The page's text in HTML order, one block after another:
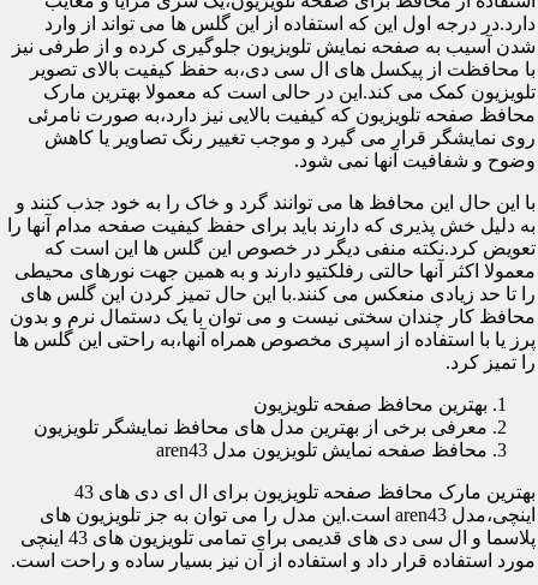
دارد.در درجه اول این که استفاده از این گلس ها می تواند از وارد
شدن آسیب به صفحه نمایش تلویزیون جلوگیری کرده و از طرفی نیز
با محافظت از پیکسل های ال سی دی،به حفظ کیفیت بالای تصویر
تلویزیون کمک می کند.این در حالی است که معمولا بهترین مارک
محافظ صفحه تلویزیون که کیفیت بالایی نیز دارد،به صورت نامرئی
روی نمایشگر قرار می گیرد و موجب تغییر رنگ تصاویر یا کاهش
وضوح و شفافیت آنها نمی شود.
با این حال این محافظ ها می توانند گرد و خاک را به خود جذب کنند و
به دلیل خش پذیری که دارند باید برای حفظ کیفیت صفحه مدام آنها را
تعویض کرد.نکته منفی دیگر در خصوص این گلس ها این است که
معمولا اکثر آنها حالتی رفلکتیو دارند و به همین جهت نورهای محیطی
را تا حد زیادی منعکس می کنند.با این حال تمیز کردن این گلس های
محافظ کار چندان سختی نیست و می توان با یک دستمال نرم و بدون
پرز یا با استفاده از اسپری مخصوص همراه آنها،به راحتی این گلس ها
را تمیز کرد.
بهترین محافظ صفحه تلویزیون
معرفی برخی از بهترین مدل های محافظ نمایشگر تلویزیون
محافظ صفحه نمایش تلویزیون مدل aren43
بهترین مارک محافظ صفحه تلویزیون برای ال ای دی های 43
اینچی،مدل aren43 است.این مدل را می توان به جز تلویزیون های
پلاسما و ال سی دی های قدیمی برای تمامی تلویزیون های 43 اینچی
مورد استفاده قرار داد و استفاده از آن نیز بسیار ساده و راحت است.